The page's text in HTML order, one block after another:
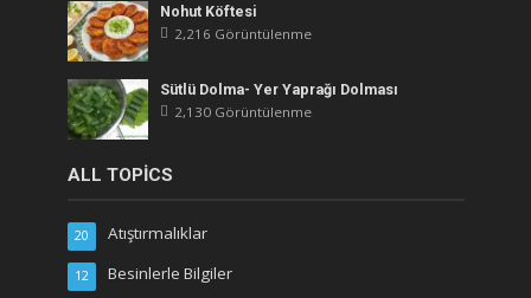
Nohut Köftesi
2,216 Görüntülenme
Sütlü Dolma- Yer Yaprağı Dolması
2,130 Görüntülenme
ALL TOPICS
Atıştırmalıklar
20
Besinlerle Bilgiler
12